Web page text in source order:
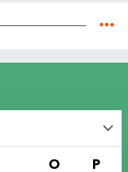
O P